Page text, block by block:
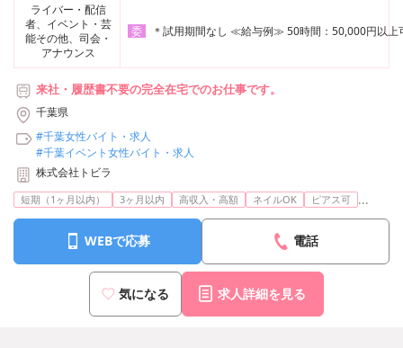
ライバー・配信
者、イベント・芸
能その他、司会・
アナウンス
委 ＊試用期間なし ≪給与例≫ 50時間：50,000円以上
来社・履歴書不要の完全在宅でのお仕事です。
千葉県
#千葉女性バイト・求人
#千葉イベント女性バイト・求人
株式会社トビラ
短期（1ヶ月以内） 3ヶ月以内 高収入・高額 ネイルOK ピアス可 ...
WEBで応募 電話
気になる 求人詳細を見る